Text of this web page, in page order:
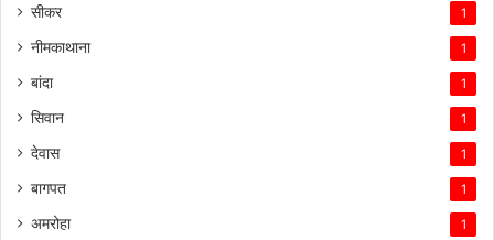
सीकर 1
नीमकाथाना 1
बांदा 1
सिवान 1
देवास 1
बागपत 1
अमरोहा 1